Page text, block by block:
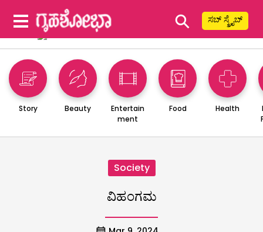
⚲ ಸಬ್ ಸ್ಕ್ರೈಬ್
Story Beauty
Entertain
ment
Food Health
Society
ವಿಹಂಗಮ